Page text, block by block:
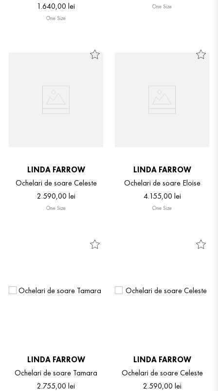
1.640,00 lei
One Size
One Size
LINDA FARROW
Ochelari de soare Celeste
2.590,00 lei
One Size
LINDA FARROW
Ochelari de soare Eloise
4.155,00 lei
One Size
LINDA FARROW
Ochelari de soare Tamara
2.755,00 lei
LINDA FARROW
Ochelari de soare Celeste
2.590,00 lei